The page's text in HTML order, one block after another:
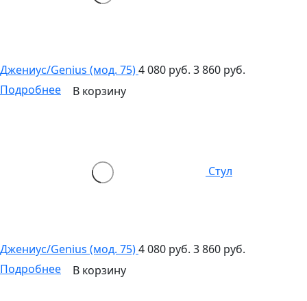
Джениус/Genius (мод. 75)4 080 руб. 3 860 руб.
Подробнее
В корзину
Стул
Джениус/Genius (мод. 75)4 080 руб. 3 860 руб.
Подробнее
В корзину